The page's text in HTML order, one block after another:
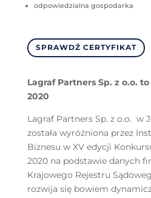
odpowiedzialna gospodarka
SPRAWDŹ CERTYFIKAT
Lagraf Partners Sp. z o.o.
2020
Lagraf Partners Sp. z o.o. w
została wyróżniona przez
Biznesu w XV edycji
2020 na podstawie danych
Krajowego Rejestru
rozwija się bowiem